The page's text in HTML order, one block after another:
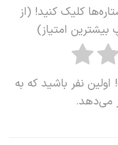
کلیک کنید! (از
امتیاز)
نفر باشید که به
می‌دهد.